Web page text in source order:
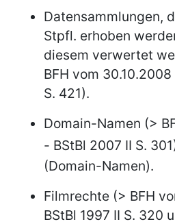
Datensammlungen,
Stpfl. erhoben
diesem verwertet
BFH vom
S. 421).
Domain-Namen (>
- BStBl 2007 II S.
(Domain-Namen).
Filmrechte (> BFH
BStBl 1997 II S. 320